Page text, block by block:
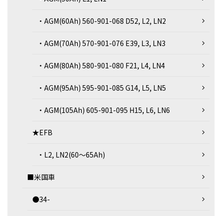
・AGM(60Ah) 560-901-068 D52, L2, LN2
・AGM(70Ah) 570-901-076 E39, L3, LN3
・AGM(80Ah) 580-901-080 F21, L4, LN4
・AGM(95Ah) 595-901-085 G14, L5, LN5
・AGM(105Ah) 605-901-095 H15, L6, LN6
★EFB
・L2, LN2(60～65Ah)
■米国車
●34-